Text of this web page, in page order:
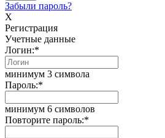
Забыли пароль?
X
Регистрация
Учетные данные
Логин:*
минимум 3 символа
Пароль:*
минимум 6 символов
Повторите пароль:*